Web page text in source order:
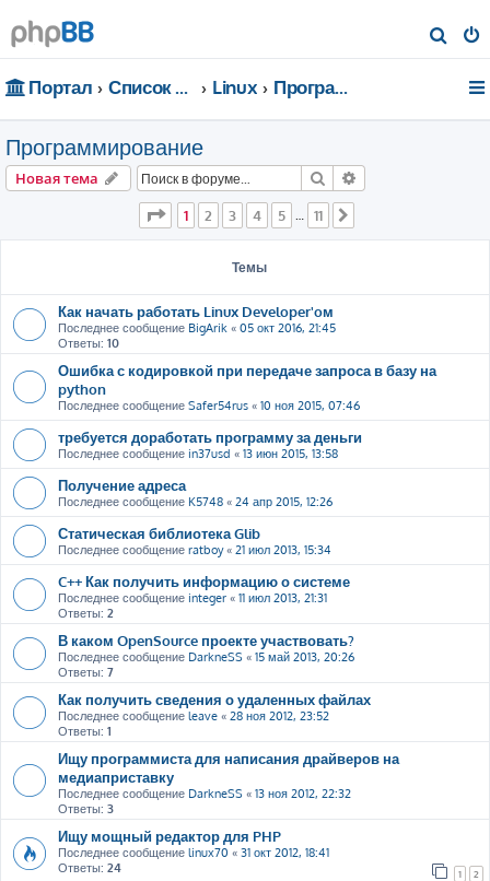
о
Портал Список форумов Linux Программирование
Программирование
Новая тема Поиск
Страница из
1 2 3 4 5 … 11
Темы
Как начать работать Linux Developer'oм
Последнее сообщение BigArik « 05 окт 2016, 21:45
Ответы: 10
Ошибка с кодировкой при передаче запроса в базу на
python
Последнее сообщение Safer54rus « 10 ноя 2015, 07:46
требуется доработать программу за деньги
Последнее сообщение in37usd « 13 июн 2015, 13:58
Получение адреса
Последнее сообщение K5748 « 24 апр 2015, 12:26
Статическая библиотека Glib
Последнее сообщение ratboy« 21 июл 2013, 15:34
C++ Как получить информацию о системе
Последнее сообщение integer « 11 июл 2013, 21:31
Ответы: 2
В каком OpenSource проекте участвовать?
Последнее сообщение DarkneSS « 15 май 2013, 20:26
Ответы: 7
Как получить сведения о удаленных файлах
Последнее сообщение leave « 28 ноя 2012, 23:52
Ответы: 1
Ищу программиста для написания драйверов на
медиаприставку
Последнее сообщение DarkneSS « 13 ноя 2012, 22:32
Ответы: 3
Ищу мощный редактор для PHP
Последнее сообщение linux70 « 31 окт 2012, 18:41
Ответы: 24 1 2